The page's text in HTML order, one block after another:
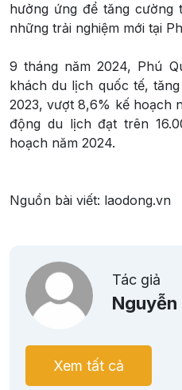
hưởng ứng để tăng cường
những trải nghiệm mới tại
9 tháng năm 2024, Phú
khách du lịch quốc tế,
2023, vượt 8,6% kế hoạch
động du lịch đạt trên
hoạch năm 2024.
Nguồn bài viết: laodong.vn
Tác giả
Nguyễn
Xem tất cả